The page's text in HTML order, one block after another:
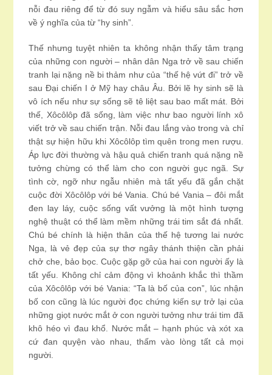
nỗi đau riêng để từ đó suy ngẫm và hiểu sâu sắc hơn
về ý nghĩa của từ “hy sinh”.
Thế nhưng tuyệt nhiên ta không nhận thấy tâm trạng
của những con người – nhân dân Nga trở về sau chiến
tranh lại nặng nề bi thảm như của “thế hệ vứt đi” trở về
sau Đại chiến I ở Mỹ hay châu Âu. Bởi lẽ hy sinh sẽ là
vô ích nếu như sự sống sẽ tê liệt sau bao mất mát. Bởi
thế, Xôcôlôp đã sống, làm việc như bao người lính xô
viết trở về sau chiến trận. Nỗi đau lắng vào trong và chỉ
thật sự hiện hữu khi Xôcôlôp tìm quên trong men rượu.
Áp lực đời thường và hậu quả chiến tranh quá nặng nề
tưởng chừng có thể làm cho con người gục ngã. Sự
tình cờ, ngỡ như ngẫu nhiên mà tất yếu đã gắn chặt
cuộc đời Xôcôlôp với bé Vania. Chú bé Vania – đôi mắt
đen lay láy, cuộc sống vất vưởng là một hình tượng
nghệ thuật có thể làm mềm những trái tim sắt đá nhất.
Chú bé chính là hiện thân của thế hệ tương lai nước
Nga, là vẻ đẹp của sự thơ ngây thánh thiện cần phải
chở che, bảo bọc. Cuộc gặp gỡ của hai con người ấy là
tất yếu. Không chỉ cảm động vì khoảnh khắc thì thầm
của Xôcôlôp với bé Vania: “Ta là bố của con”, lúc nhận
bố con cũng là lúc người đọc chứng kiến sự trở lại của
những giọt nước mắt ở con người tưởng như trái tim đã
khô héo vì đau khổ. Nước mắt – hạnh phúc và xót xa
cứ đan quyện vào nhau, thấm vào lòng tất cả mọi
người.